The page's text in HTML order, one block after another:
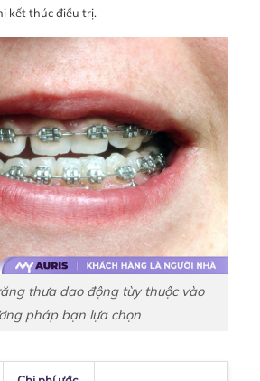
kết thúc điều trị.
thưa dao động tùy thuộc vào
pháp bạn lựa chọn